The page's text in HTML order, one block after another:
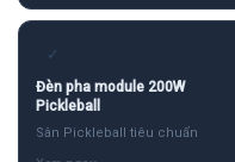
✓
Đèn pha module 200W
Pickleball
Sân Pickleball tiêu chuẩn